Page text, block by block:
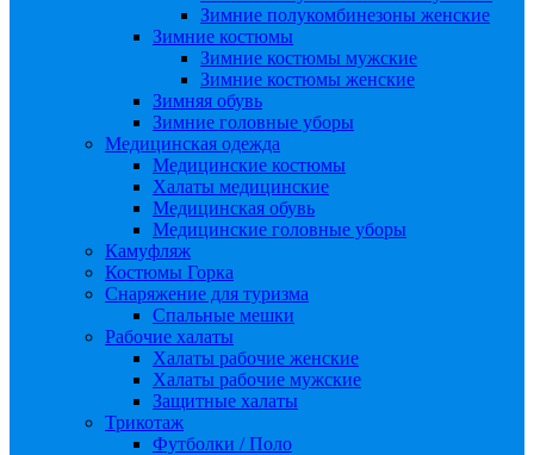
Зимние полукомбинезоны женские
Зимние костюмы
Зимние костюмы мужские
Зимние костюмы женские
Зимняя обувь
Зимние головные уборы
Медицинская одежда
Медицинские костюмы
Халаты медицинские
Медицинская обувь
Медицинские головные уборы
Камуфляж
Костюмы Горка
Снаряжение для туризма
Спальные мешки
Рабочие халаты
Халаты рабочие женские
Халаты рабочие мужские
Защитные халаты
Трикотаж
Футболки / Поло